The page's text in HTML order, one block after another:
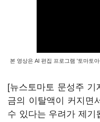
본 영상은 AI 편집 프로그램 '토마토
[뉴스토마토 문성주 기
금의 이탈액이 커지면
수 있다는 우려가 제기